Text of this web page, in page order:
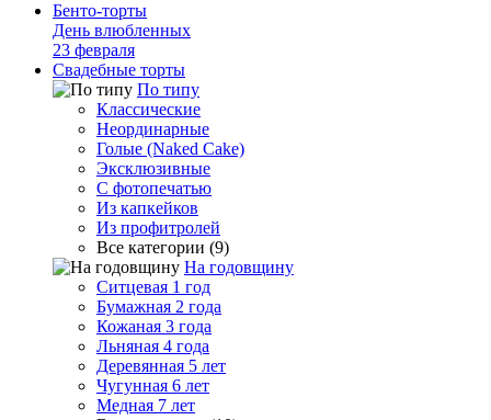
Бенто-торты
День влюбленных
23 февраля
Свадебные торты
По типу
Классические
Неординарные
Голые (Naked Cake)
Эксклюзивные
С фотопечатью
Из капкейков
Из профитролей
Все категории (9)
На годовщину
Ситцевая 1 год
Бумажная 2 года
Кожаная 3 года
Льняная 4 года
Деревянная 5 лет
Чугунная 6 лет
Медная 7 лет